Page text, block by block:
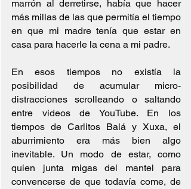
marrón al derretirse, había que hacer
más millas de las que permitía el tiempo
en que mi madre tenía que estar en
casa para hacerle la cena a mi padre.
En esos tiempos no existía la
posibilidad de acumular micro-
distracciones scrolleando o saltando
entre videos de YouTube. En los
tiempos de Carlitos Balá y Xuxa, el
aburrimiento era más bien algo
inevitable. Un modo de estar, como
quien junta migas del mantel para
convencerse de que todavía come, de